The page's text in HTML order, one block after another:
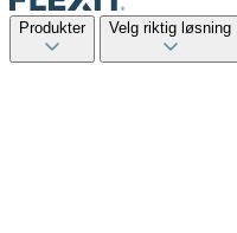
Produkter Velg riktig løsning